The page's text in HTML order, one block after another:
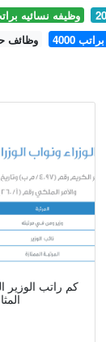
وظيفه نسائيه براتب
وظائف حراس
4000
كم راتب الوزير